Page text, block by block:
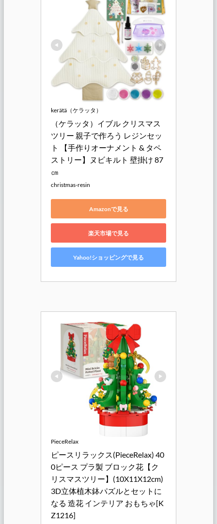
kerätä（ケラッタ）
（ケラッタ）イブル クリスマス
ツリー 親子で作ろう レジンセッ
ト 【手作りオーナメント & タペ
ストリー】ヌビキルト 壁掛け 87
㎝
christmas-resin
Amazonで見る
楽天市場で見る
Yahoo!ショッピングで見る
PieceRelax
ピースリラックス(PieceRelax) 40
0ピース プラ製 ブロック花【ク
リスマスツリー】(10X11X12cm)
3D立体植木鉢パズルとセットに
なる 造花 インテリア おもちゃ[K
Z1216]